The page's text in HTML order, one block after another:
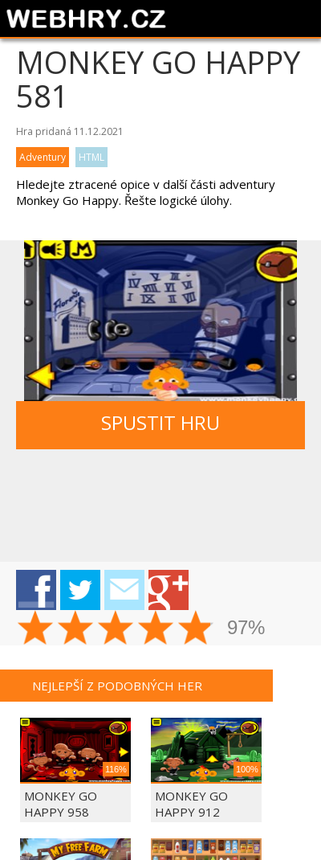
MONKEY GO HAPPY
581
Hra pridaná 11.12.2021
Adventury
HTML
Hledejte ztracené opice v další části adventury
Monkey Go Happy. Řešte logické úlohy.
SPUSTIT HRU
97%
NEJLEPŠÍ Z PODOBNÝCH HER
116%
MONKEY GO
HAPPY 958
100%
MONKEY GO
HAPPY 912